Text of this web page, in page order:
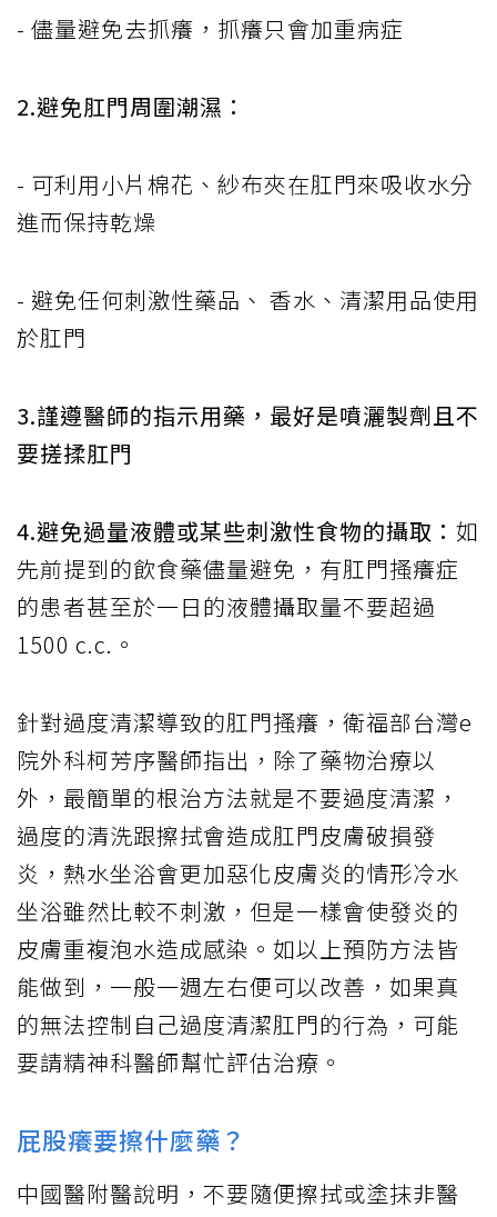
- 儘量避免去抓癢，抓癢只會加重病症
2.避免肛門周圍潮濕：
- 可利用小片棉花、紗布夾在肛門來吸收水分
進而保持乾燥
- 避免任何刺激性藥品、 香水、清潔用品使用
於肛門
3.謹遵醫師的指示用藥，最好是噴灑製劑且不
要搓揉肛門
4.避免過量液體或某些刺激性食物的攝取： 如
先前提到的飲食藥儘量避免，有肛門搔癢症
的患者甚至於一日的液體攝取量不要超過
1500 c.c.。
針對過度清潔導致的肛門搔癢，衛福部台灣e
院外科柯芳序醫師指出，除了藥物治療以
外，最簡單的根治方法就是不要過度清潔，
過度的清洗跟擦拭會造成肛門皮膚破損發
炎，熱水坐浴會更加惡化皮膚炎的情形冷水
坐浴雖然比較不刺激，但是一樣會使發炎的
皮膚重複泡水造成感染。如以上預防方法皆
能做到，一般一週左右便可以改善，如果真
的無法控制自己過度清潔肛門的行為，可能
要請精神科醫師幫忙評估治療。
屁股癢要擦什麼藥？
中國醫附醫說明，不要隨便擦拭或塗抹非醫